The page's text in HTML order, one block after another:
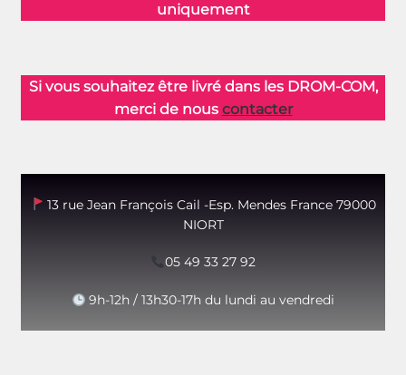
uniquement
Si vous souhaitez être livré dans les DROM-COM,
merci de nous contacter
13 rue Jean François Cail -Esp. Mendes France 79000
NIORT
05 49 33 27 92
9h-12h / 13h30-17h du lundi au vendredi